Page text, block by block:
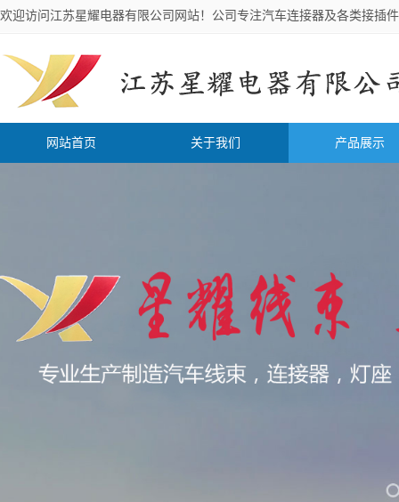
欢迎访问江苏星耀电器有限公司网站！公司专注汽车连接器及各类接插
网站首页 关于我们 产品展示